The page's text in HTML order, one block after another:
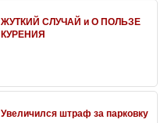
ЖУТКИЙ СЛУЧАЙ и О ПОЛЬЗЕ
КУРЕНИЯ
Увеличился штраф за парковку